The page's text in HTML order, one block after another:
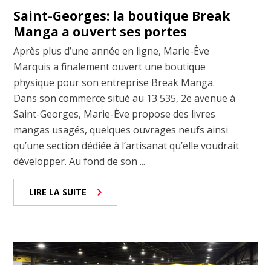
Saint-Georges: la boutique Break
Manga a ouvert ses portes
Après plus d’une année en ligne, Marie-Ève
Marquis a finalement ouvert une boutique
physique pour son entreprise Break Manga.
Dans son commerce situé au 13 535, 2e avenue à
Saint-Georges, Marie-Ève propose des livres
mangas usagés, quelques ouvrages neufs ainsi
qu’une section dédiée à l’artisanat qu’elle voudrait
développer. Au fond de son ...
LIRE LA SUITE